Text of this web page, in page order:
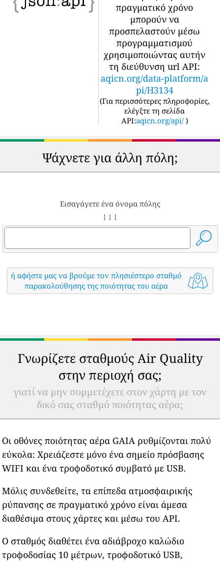
πραγματικό χρόνο
μπορούν να
προσπελαστούν μέσω
προγραμματισμού
χρησιμοποιώντας αυτήν
τη διεύθυνση url API:
aqicn.org/data-platform/a
pi/H3134
(Για περισσότερες πληροφορίες,
ελέγξτε τη σελίδα
API:aqicn.org/api/ )
Ψάχνετε για άλλη πόλη;
Εισαγάγετε ένα όνομα πόλης
↓ ↓ ↓
ή αφήστε μας να βρούμε τον πλησιέστερο σταθμό
παρακολούθησης της ποιότητας του αέρα
Γνωρίζετε σταθμούς Air Quality
στην περιοχή σας;
γιατί να μην συμμετέχετε στον χάρτη με τον
δικό σας σταθμό ποιότητας αέρα;
Οι οθόνες ποιότητας αέρα GAIA ρυθμίζονται πολύ
εύκολα: Χρειάζεστε μόνο ένα σημείο πρόσβασης
WIFI και ένα τροφοδοτικό συμβατό με USB.
Μόλις συνδεθείτε, τα επίπεδα ατμοσφαιρικής
ρύπανσης σε πραγματικό χρόνο είναι άμεσα
διαθέσιμα στους χάρτες και μέσω του API.
Ο σταθμός διαθέτει ένα αδιάβροχο καλώδιο
τροφοδοσίας 10 μέτρων, τροφοδοτικό USB,